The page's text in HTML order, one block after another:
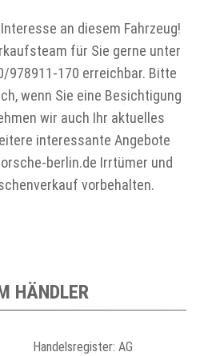
an diesem Fahrzeug!
für Sie gerne unter
978911-170 erreichbar. Bitte
wenn Sie eine Besichtigung
wir auch Ihr aktuelles
interessante Angebote
berlin.de Irrtümer und
vorbehalten.
HÄNDLER
Handelsregister: AG